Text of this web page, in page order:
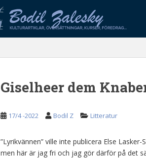
Giselheer dem
17/4 -2022 Bodil Z Litteratur
”Lyrikvännen” ville inte publicera Else
men här är jag fri och jag gör därför på det